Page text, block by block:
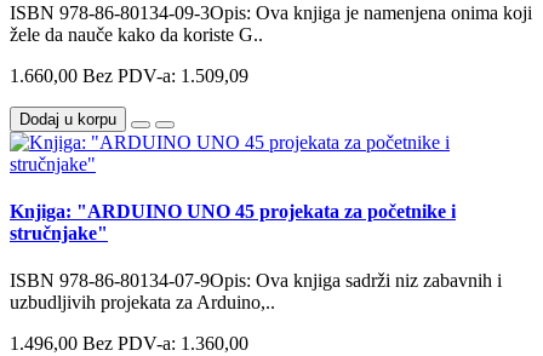
ISBN 978-86-80134-09-3Opis: Ova knjiga je namenjena onima koji
žele da nauče kako da koriste G..
1.660,00 Bez PDV-a: 1.509,09
Dodaj u korpu
Knjiga: "ARDUINO UNO 45 projekata za početnike i
stručnjake"
ISBN 978-86-80134-07-9Opis: Ova knjiga sadrži niz zabavnih i
uzbudljivih projekata za Arduino,..
1.496,00 Bez PDV-a: 1.360,00